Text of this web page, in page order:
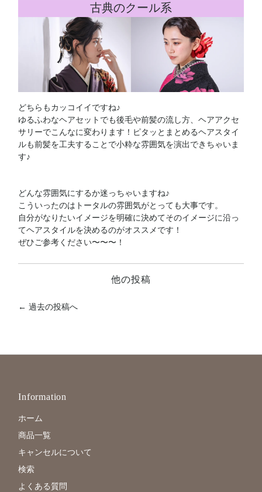
古典のクール系
どちらもカッコイイですね♪
ゆるふわなヘアセットでも後毛や前髪の流し方、ヘアアクセ
サリーでこんなに変わります！ピタッとまとめるヘアスタイ
ルも前髪を工夫することで小粋な雰囲気を演出できちゃいま
す♪
どんな雰囲気にするか迷っちゃいますね♪
こういったのはトータルの雰囲気がとっても大事です。
自分がなりたいイメージを明確に決めてそのイメージに沿っ
てヘアスタイルを決めるのがオススメです！
ぜひご参考ください〜〜〜！
他の投稿
← 過去の投稿へ
Information
ホーム
商品一覧
キャンセルについて
検索
よくある質問